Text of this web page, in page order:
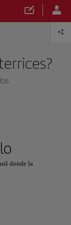
donde la
que ofrece